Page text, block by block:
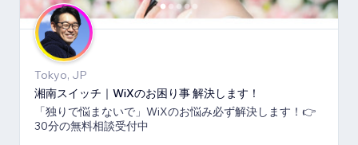
Tokyo, JP
湘南スイッチ｜WiXのお困り事 解決します！
「独りで悩まないで」WiXのお悩み必ず解決します！👉
30分の無料相談受付中